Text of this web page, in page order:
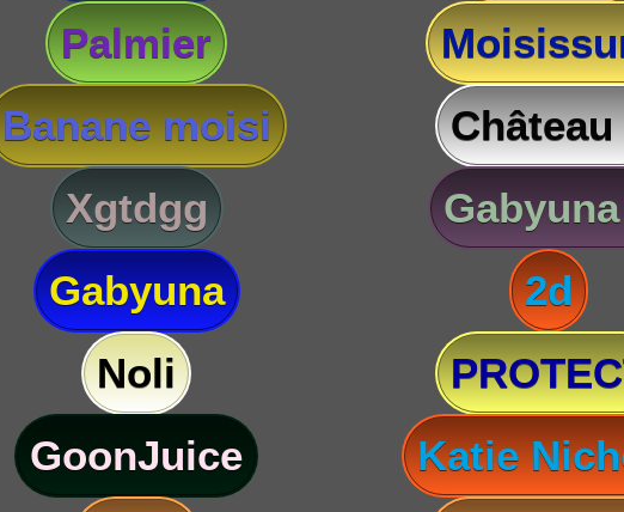
Palmier
Banane moisi
Château
Xgtdgg
Gabyuna
2d
Noli
GoonJuice
Katie